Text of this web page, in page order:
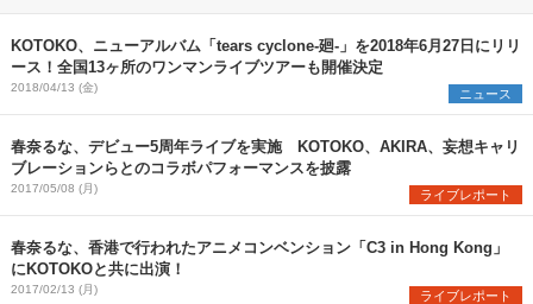
KOTOKO、ニューアルバム「tears cyclone-廻-」を2018年6月27日にリリ
ース！全国13ヶ所のワンマンライブツアーも開催決定
2018/04/13 (金) ニュース
春奈るな、デビュー5周年ライブを実施 KOTOKO、AKIRA、妄想キャリ
ブレーションらとのコラボパフォーマンスを披露
2017/05/08 (月) ライブレポート
春奈るな、香港で行われたアニメコンベンション「C3 in Hong Kong」
にKOTOKOと共に出演！
2017/02/13 (月) ライブレポート